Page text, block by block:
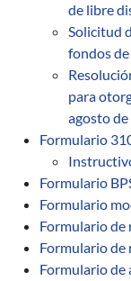
de libre
Solicitud
fondos
para
agosto
Formulario
Formulario
Formulario
Formulario de
Formulario de
Formulario de